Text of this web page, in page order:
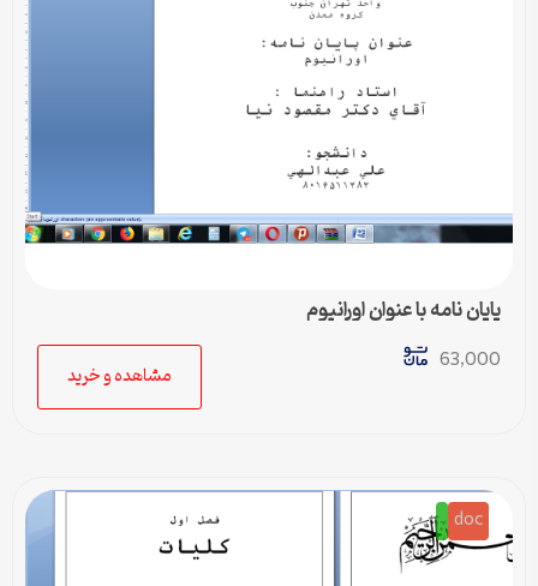
پایان نامه با عنوان اورانیوم
63,000
مشاهده و خرید
doc